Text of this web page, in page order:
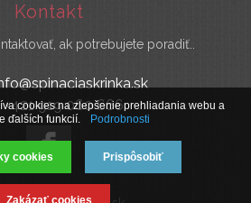
Kontakt
ak potrebujete poradiť..
+421 919 060 666
cookies na zlepšenie prehliadania webu a
ďalších funkcií.
Podrobnosti
cookies Prispôsobiť
Zakázať cookies